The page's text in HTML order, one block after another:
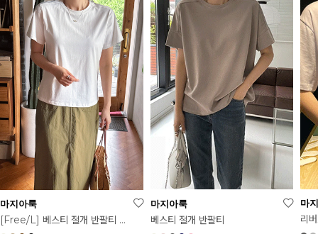
마지아룩
[Free/L] 베스티 절개 반팔티 2탄
마지아룩
베스티 절개 반팔티
마
리